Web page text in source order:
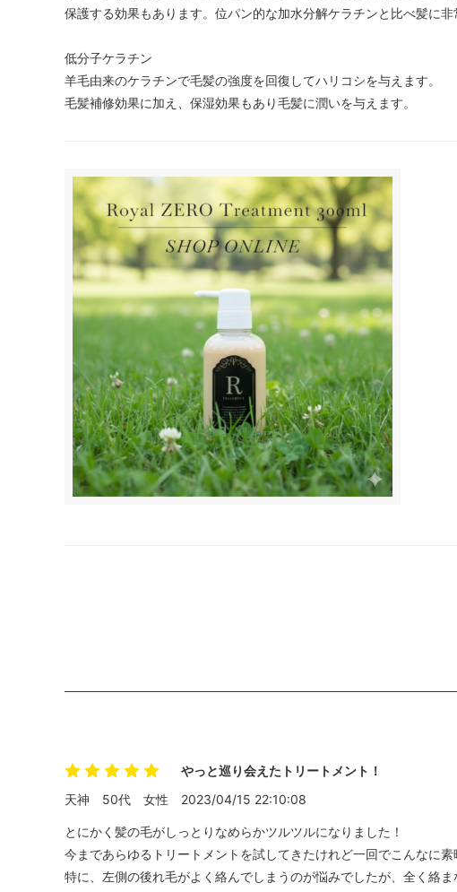
保護する効果もあります。位パン的な加水分解ケラチンと比べ髪に非
低分子ケラチン
羊毛由来のケラチンで毛髪の強度を回復してハリコシを与えます。
毛髪補修効果に加え、保湿効果もあり毛髪に潤いを与えます。
やっと巡り会えたトリートメント！
天神
50代 女性 2023/04/15 22:10:08
とにかく髪の毛がしっとりなめらかツルツルになりました！
今まであらゆるトリートメントを試してきたけれど一回でこんなに
特に、左側の後れ毛がよく絡んでしまうのが悩みでしたが、全く絡ま